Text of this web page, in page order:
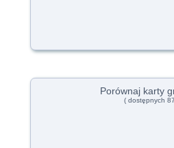
Porównaj karty
( dostępnych